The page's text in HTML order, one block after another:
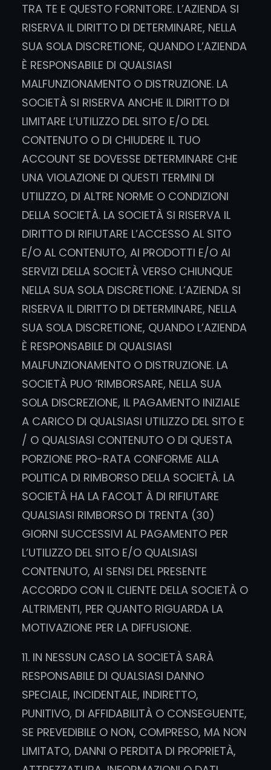
TRA TE E QUESTO FORNITORE. L’AZIENDA SI
RISERVA IL DIRITTO DI DETERMINARE, NELLA
SUA SOLA DISCRETIONE, QUANDO L’AZIENDA
È RESPONSABILE DI QUALSIASI
MALFUNZIONAMENTO O DISTRUZIONE. LA
SOCIETÀ SI RISERVA ANCHE IL DIRITTO DI
LIMITARE L’UTILIZZO DEL SITO E/O DEL
CONTENUTO O DI CHIUDERE IL TUO
ACCOUNT SE DOVESSE DETERMINARE CHE
UNA VIOLAZIONE DI QUESTI TERMINI DI
UTILIZZO, DI ALTRE NORME O CONDIZIONI
DELLA SOCIETÀ. LA SOCIETÀ SI RISERVA IL
DIRITTO DI RIFIUTARE L’ACCESSO AL SITO
E/O AL CONTENUTO, AI PRODOTTI E/O AI
SERVIZI DELLA SOCIETÀ VERSO CHIUNQUE
NELLA SUA SOLA DISCRETIONE. L’AZIENDA SI
RISERVA IL DIRITTO DI DETERMINARE, NELLA
SUA SOLA DISCRETIONE, QUANDO L’AZIENDA
È RESPONSABILE DI QUALSIASI
MALFUNZIONAMENTO O DISTRUZIONE. LA
SOCIETÀ PUO ‘RIMBORSARE, NELLA SUA
SOLA DISCREZIONE, IL PAGAMENTO INIZIALE
A CARICO DI QUALSIASI UTILIZZO DEL SITO E
/ O QUALSIASI CONTENUTO O DI QUESTA
PORZIONE PRO-RATA CONFORME ALLA
POLITICA DI RIMBORSO DELLA SOCIETÀ. LA
SOCIETÀ HA LA FACOLT À DI RIFIUTARE
QUALSIASI RIMBORSO DI TRENTA (30)
GIORNI SUCCESSIVI AL PAGAMENTO PER
L’UTILIZZO DEL SITO E/O QUALSIASI
CONTENUTO, AI SENSI DEL PRESENTE
ACCORDO CON IL CLIENTE DELLA SOCIETÀ O
ALTRIMENTI, PER QUANTO RIGUARDA LA
MOTIVAZIONE PER LA DIFFUSIONE.
11. IN NESSUN CASO LA SOCIETÀ SARÀ
RESPONSABILE DI QUALSIASI DANNO
SPECIALE, INCIDENTALE, INDIRETTO,
PUNITIVO, DI AFFIDABILITÀ O CONSEGUENTE,
SE PREVEDIBILE O NON, COMPRESO, MA NON
LIMITATO, DANNI O PERDITA DI PROPRIETÀ,